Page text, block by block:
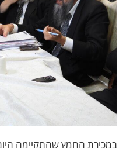
החמץ שהתקיימה היום